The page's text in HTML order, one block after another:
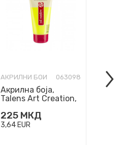
АКРИЛНИ БОИ 063098
Акрилна боја,
Talens Art Creation,
75ml
225 МКД
3,64 EUR